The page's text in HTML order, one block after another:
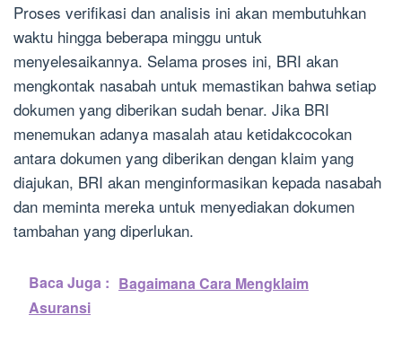
Proses verifikasi dan analisis ini akan membutuhkan
waktu hingga beberapa minggu untuk
menyelesaikannya. Selama proses ini, BRI akan
mengkontak nasabah untuk memastikan bahwa setiap
dokumen yang diberikan sudah benar. Jika BRI
menemukan adanya masalah atau ketidakcocokan
antara dokumen yang diberikan dengan klaim yang
diajukan, BRI akan menginformasikan kepada nasabah
dan meminta mereka untuk menyediakan dokumen
tambahan yang diperlukan.
Baca Juga : Bagaimana Cara Mengklaim
Asuransi